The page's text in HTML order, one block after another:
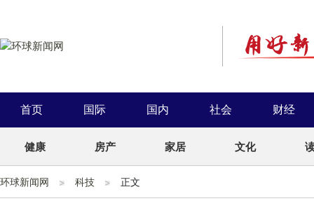
首页 国际 国内 社会 财经
健康 房产 家居 文化
环球新闻网 科技 正文